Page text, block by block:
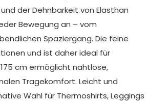
der Dehnbarkeit von Elasthan
Bewegung an – vom
Spaziergang. Die feine
und ist daher ideal für
cm ermöglicht nahtlose,
Tragekomfort. Leicht und
Wahl für Thermoshirts, Leggings